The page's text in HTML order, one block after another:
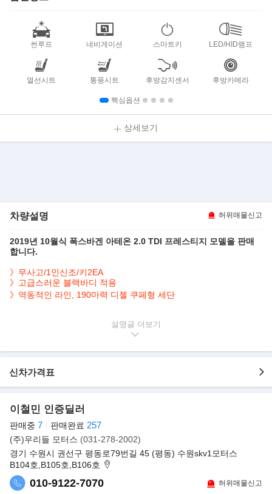
썬루프 네비게이션 스마트키 LED/HID램프
열선시트 통풍시트 후방감지센서 후방카메라
핵심옵션
상세보기
차량설명 허위매물신고
2019년 10월식 폭스바겐 아테온 2.0 TDI 프레스티지 모델을 판매
합니다.
》무사고/1인신조/키2EA
》고급스러운 블랙바디 적용
》 역동적인 라인, 190마력 디젤 쿠페형 세단
- 114,400km 실주행
- 블랙바디+블랙시트
- 역동적인 라인, 190마력 디젤 쿠페형 세단
▶폭스바겐코리아, 편의사양 강화한 '아테온'
폭스바겐코리아는 2019년형 아테온을 출시한다고 밝혔다. 2019년
형 아테온은 ‘트렁크 이지 오픈’(Trunk Easy
Open) 기능을 기본으로 장착한다. 양손으로 짐을 들고 있을 때 손을
쓰지 않고 범퍼 아래에 발을 뻗는 동작만
으로 손쉽게 트렁크를 열 수 있는 기능이다.
설명글
신차가격표
이철민 인증딜러
판매중 7 판매완료 257
(주)우리들 모터스 (031-278-2002)
경기 수원시 권선구 평동로79번길 45 (평동) 수원skv1모터스
B104호,B105호,B106호
010-9122-7070
허위매물신고